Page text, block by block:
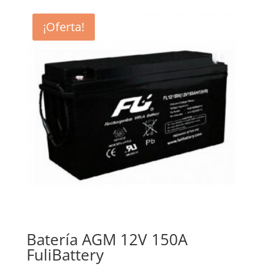
¡Oferta!
Batería AGM 12V 150A
FuliBattery